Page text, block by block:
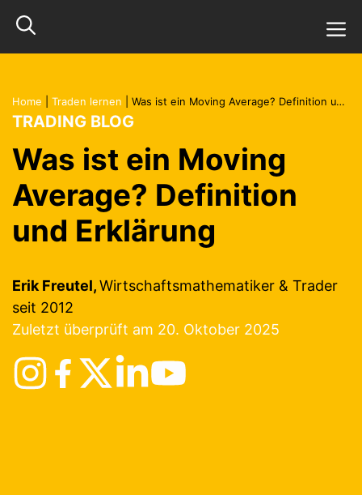
Inhalt
springen
Home Traden lernen Was ist ein Moving Average? Definition und Erklärung
TRADING BLOG
Was ist ein Moving
Average? Definition
und Erklärung
Erik Freutel,Wirtschaftsmathematiker & Trader
seit 2012
Zuletzt überprüft am 20. Oktober 2025